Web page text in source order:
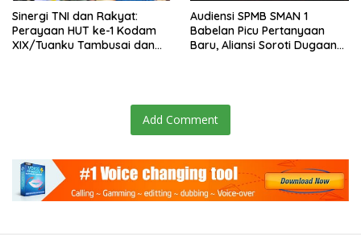
Sinergi TNI dan Rakyat:
Perayaan HUT ke-1 Kodam
XIX/Tuanku Tambusai dan
Audiensi SPMB SMAN 1
Babelan Picu Pertanyaan
Baru, Aliansi Soroti Dugaan
Add Comment